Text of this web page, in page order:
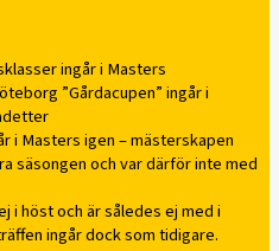
ingår i Masters
”Gårdacupen” ingår i
i Masters igen – mästerskapen
säsongen och var därför inte med
i höst och är således ej med i
ingår dock som tidigare.